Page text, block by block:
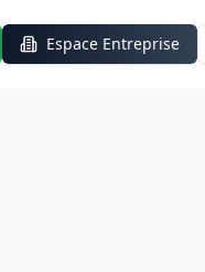
Espace Entreprise